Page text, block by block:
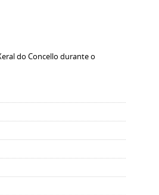
do Concello durante o